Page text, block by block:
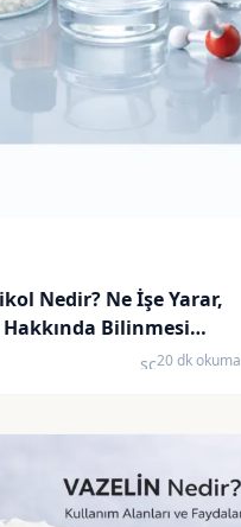
Nedir? Ne İşe Yarar,
Hakkında Bilinmesi
schedule
20 dk okuma